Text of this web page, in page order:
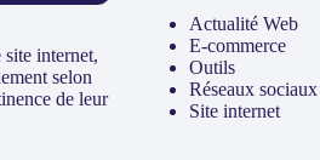
site internet,
selon
de leur
Actualité Web
E-commerce
Outils
Réseaux sociaux
Site internet